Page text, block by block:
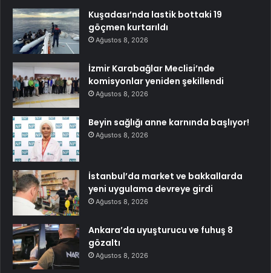
Kuşadası’nda lastik bottaki 19
göçmen kurtarıldı
Ağustos 8, 2026
İzmir Karabağlar Meclisi’nde
komisyonlar yeniden şekillendi
Ağustos 8, 2026
Beyin sağlığı anne karnında başlıyor!
Ağustos 8, 2026
İstanbul’da market ve bakkallarda
yeni uygulama devreye girdi
Ağustos 8, 2026
Ankara’da uyuşturucu ve fuhuş 8
gözaltı
Ağustos 8, 2026